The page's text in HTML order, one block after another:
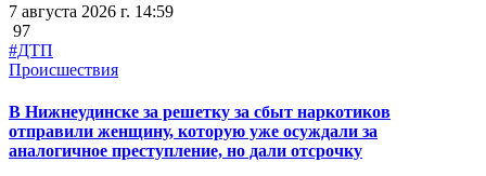
7 августа 2026 г. 14:59
97
#ДТП
Происшествия
В Нижнеудинске за решетку за сбыт наркотиков
отправили женщину, которую уже осуждали за
аналогичное преступление, но дали отсрочку